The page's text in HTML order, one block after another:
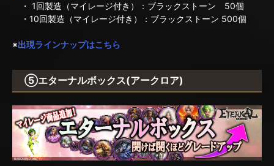
・ 1回製造（マイレージ付き）：ブラックストーン 50個
・10回製造（マイレージ付き）：ブラックストーン 500個
※出現ラインナップはこちら
⑤エターナルボックス(アークロア)